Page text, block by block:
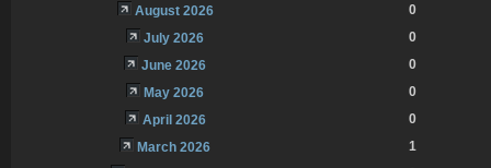
August 2026
0
July 2026
0
June 2026
0
May 2026
0
April 2026
0
March 2026
1